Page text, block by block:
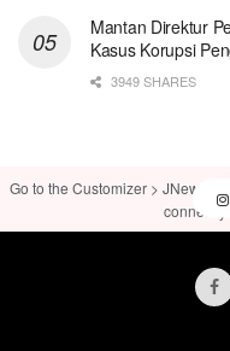
Mantan Direktur
Kasus Korupsi
3949 SHARES
Go to the Customizer > JNews :
connect